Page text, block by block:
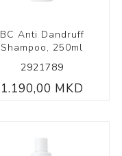
BC Anti Dandruff
Shampoo, 250ml
2921789
1.190,00 MKD